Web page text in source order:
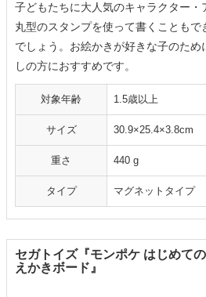
子どもたちに大人気のキャラクター・
丸型のスタンプを使って書くこともで
でしょう。お絵かきが好きな子のた
しの方におすすめです。
対象年齢 1.5歳以上
サイズ 30.9×25.4×3.8cm
重さ 440 g
タイプ マグネットタイプ
セガトイズ『モンポケ はじめて
えかきボード』